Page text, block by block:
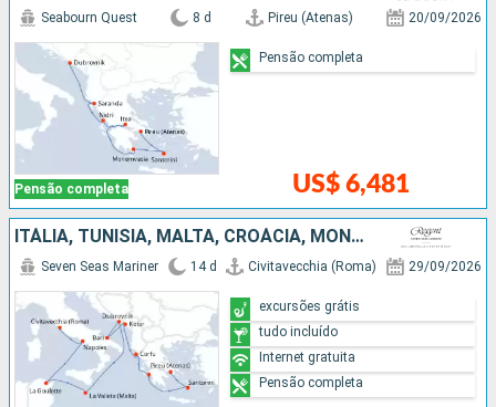
Pensão completa
Seabourn Quest 8 d Pireu (Atenas) 20/09/2026
US$ 6,481
Pensão completa
ITÁLIA, TUNÍSIA, MALTA, CROÁCIA, MONTENEGRO, GRÉCIA
Seven Seas Mariner 14 d Civitavecchia (Roma) 29/09/2026
excursões grátis
tudo incluído
Internet gratuita
Pensão completa